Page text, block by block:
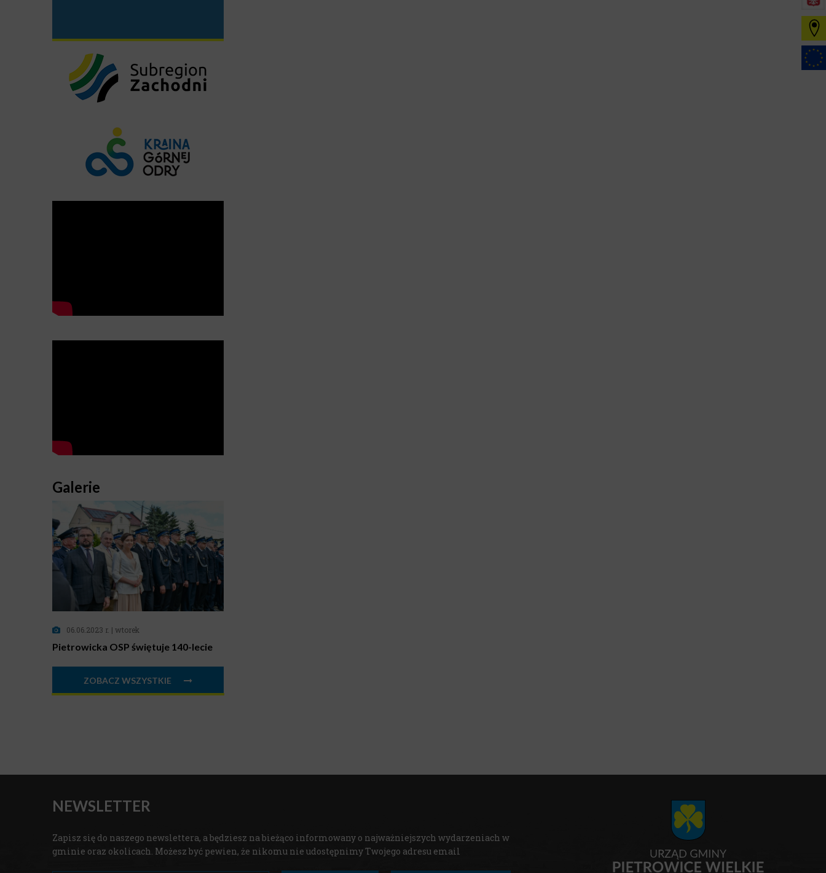
Galerie
06.06.2023 r. | wtorek
Pietrowicka OSP świętuje 140-lecie
ZOBACZ WSZYSTKIE
NEWSLETTER
Zapisz się do naszego newslettera, a będziesz na bieżąco informowany o najważniejszych wydarzeniach w
gminie oraz okolicach. Możesz być pewien, że nikomu nie udostępnimy Twojego adresu email